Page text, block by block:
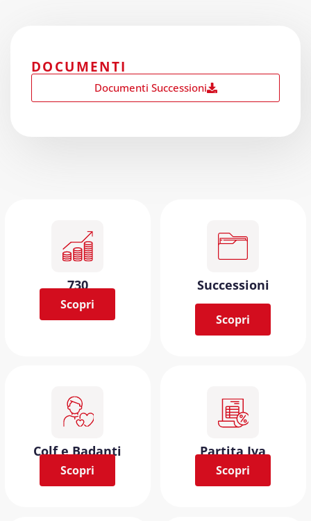
DOCUMENTI
Documenti Successioni
730
Scopri
Successioni
Scopri
Colf e Badanti
Scopri
Partita Iva
Scopri